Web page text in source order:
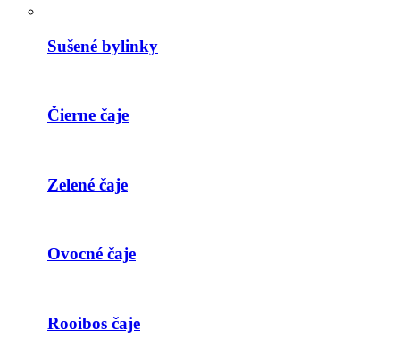
Sušené bylinky
Čierne čaje
Zelené čaje
Ovocné čaje
Rooibos čaje